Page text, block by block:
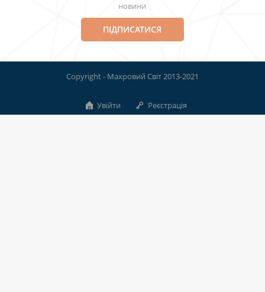
новини
ПІДПИСАТИСЯ
Copyright - Махровий Світ 2013-2021
Увійти Реєстрація